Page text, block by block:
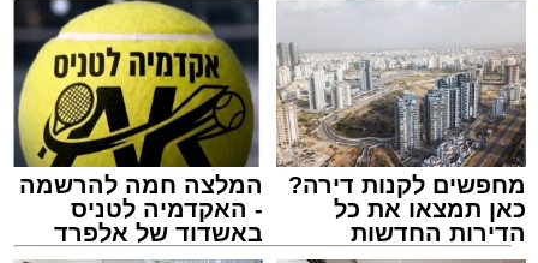
מחפשים לקנות דירה?
כאן תמצאו את כל
הדירות החדשות
למכירה באשדוד >>>
המלצה חמה להרשמה
- האקדמיה לטניס
באשדוד של אלפרד
קריאולנסקי - לילדים